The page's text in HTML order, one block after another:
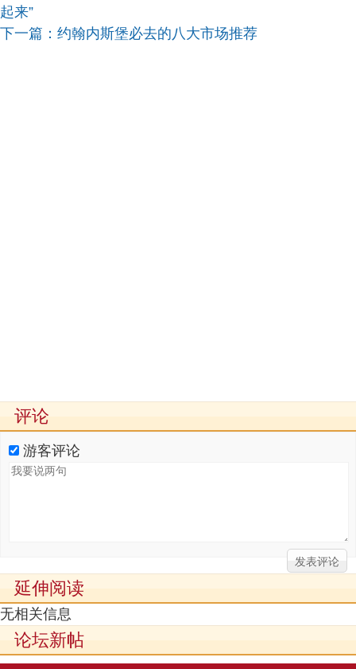
起来”
下一篇： 约翰内斯堡必去的八大市场推荐
评论
游客评论
延伸阅读
无相关信息
论坛新帖